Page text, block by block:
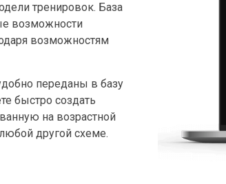
тренировок. База
возможности
возможностям
переданы в базу
быстро создать
на возрастной
другой схеме.